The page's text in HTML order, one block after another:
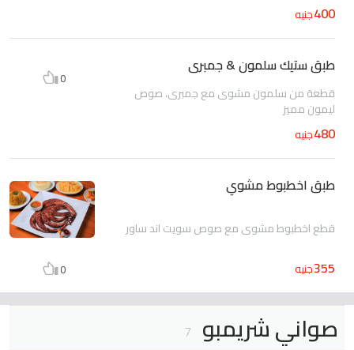
400جنيه
طبق ستيك سلمون & جمبرى
قطعة من سلمون مشوى مع جمبرى، صوص
ليمون مميز
480جنيه
0
طبق اخطبوط مشوي
قطع اخطبوط مشوى مع صوص سويت اند ساور
355جنيه 0
صواني شريمبو 7